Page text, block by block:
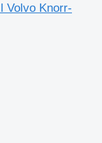
Volvo Knorr-